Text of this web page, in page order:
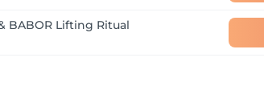
BABOR Lifting Ritual